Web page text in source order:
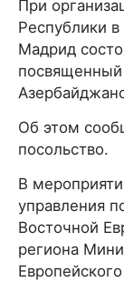
При
Республики
Мадрид
Об этом
посольство.
В
управления
Восточной
региона